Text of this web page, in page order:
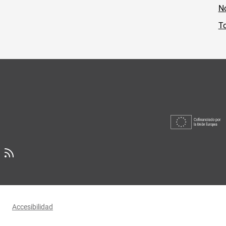
Accesibilidad